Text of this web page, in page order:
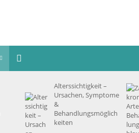
Alterssichtigkeit –
Ursachen, Symptome
&
Behandlungsmöglich
keiten